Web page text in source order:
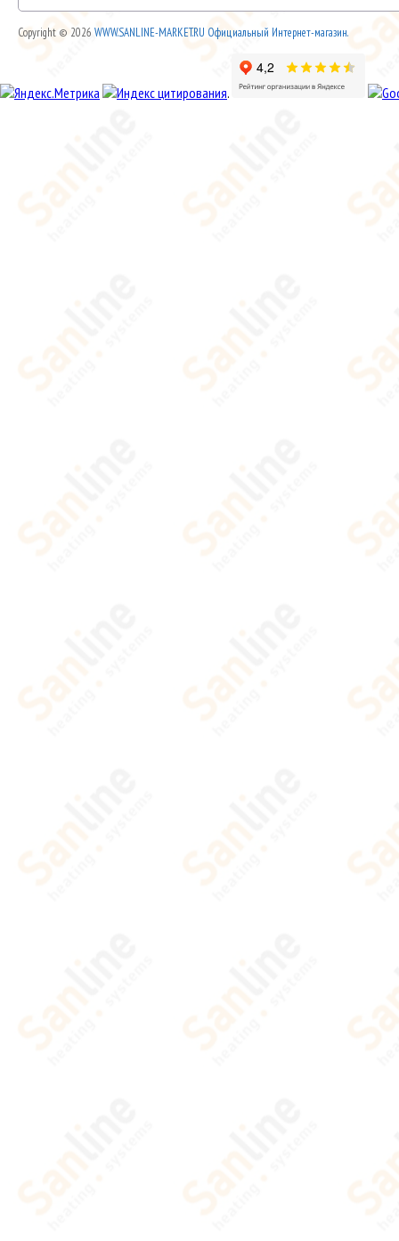
Copyright © 2026 WWW.SANLINE-MARKET.RU Официальный Интернет-магазин.
.